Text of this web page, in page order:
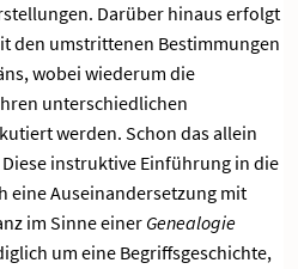
Darüber hinaus erfolgt
den umstrittenen Bestimmungen
wobei wiederum die
unterschiedlichen
werden. Schon das allein
instruktive Einführung in die
eine Auseinandersetzung mit
im Sinne einer Genealogie
um eine Begriffsgeschichte,